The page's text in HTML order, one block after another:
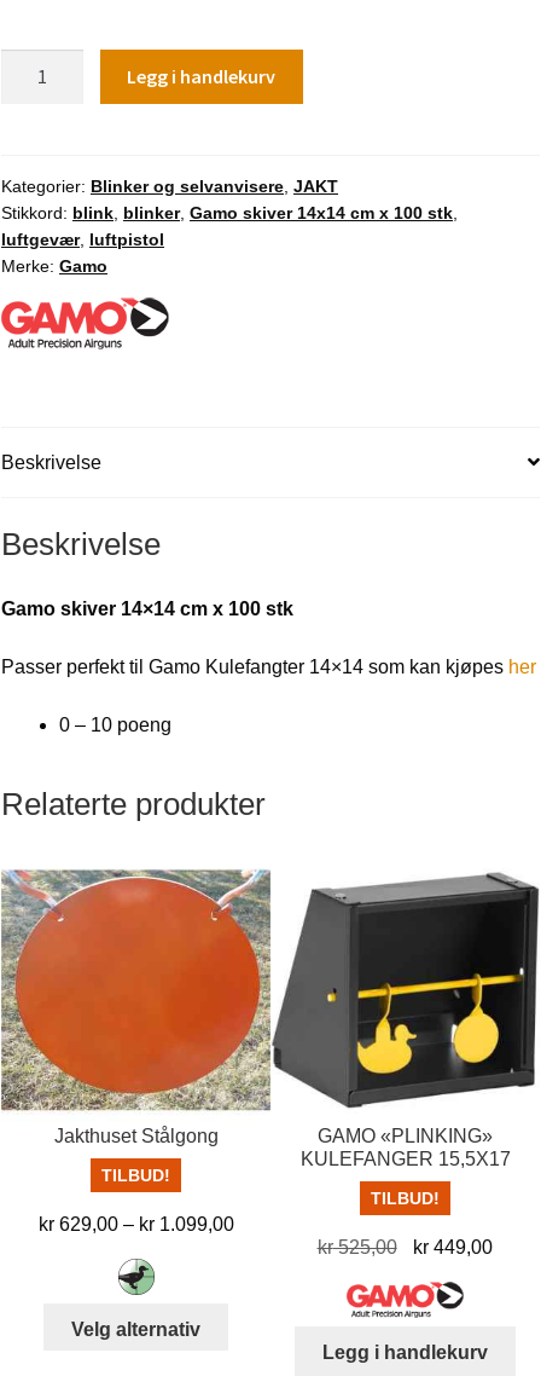
x
100
stk
antall
Legg i handlekurv
Kategorier: Blinker og selvanvisere JAKT
Stikkord: blink blinker, Gamo skiver 14x14 cm x 100 stk
luftgevær, luftpistol
Merke: Gamo
Beskrivelse
Beskrivelse
Gamo skiver 14×14 cm x 100 stk
Passer perfekt til Gamo Kulefangter 14×14 som kan kjøpes her
0 – 10 poeng
Relaterte produkter
Jakthuset Stålgong
TILBUD!
kr629,00 – kr1.099,00Prisområde:
Velg alternativ
GAMO «PLINKING»
KULEFANGER 15,5X17
TILBUD!
kr525,00
Opprinnelig
var:
kr 449,00
Legg i handlekurv